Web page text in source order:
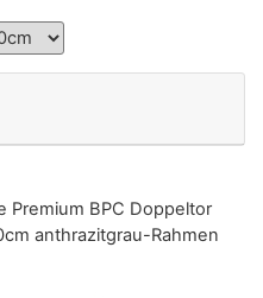
Premium BPC Doppeltor
anthrazitgrau-Rahmen